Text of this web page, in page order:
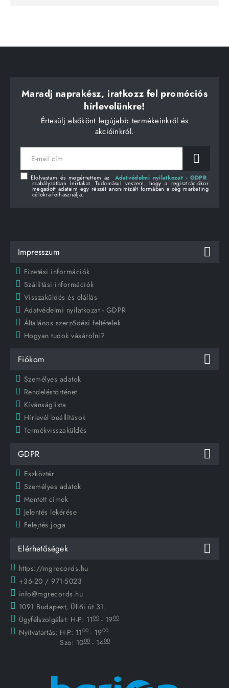
Maradj naprakész, iratkozz fel promóciós
hírlevelünkre!
Értesülj elsőkönt legújabb termékeinkről és
akcióinkról.
E-
mail
Elolvastam és megértettem az Adatvédelmi nyilatkozat - GDPR
szabályzatban leírtakat. Tudomásul veszem, hogy a regisztrációkor
megadott adataim egy részét anonimizált formában a cég marketing
célokra felhasználja.
Impresszum
Fizetési információk
Szállítási információk
Visszaküldés és elállás
Adatvédelmi nyilatkozat - GDPR
Általános szerződési feltételek
Hogyan tudok vásárolni?
Fiókom
Személyes adatok
Rendeléstörténet
Kívánságlista
Hírlevél beállítások
Termékvisszaküldés
GDPR
Eszköztár
Személyes adatok
Mentett címek
Jelentés lekérése
Felejtés joga
Elérhetőségek
https://mgrecords.hu
+36-20 / 971-5023
info@mgrecords.hu
1091 Budapest, Üllői út 31.
Ügyfélszolgálat: H-P: 1100 - 1900
Nyitvatartás: H-P: 1100 - 1900
Szo: 1000 - 1400